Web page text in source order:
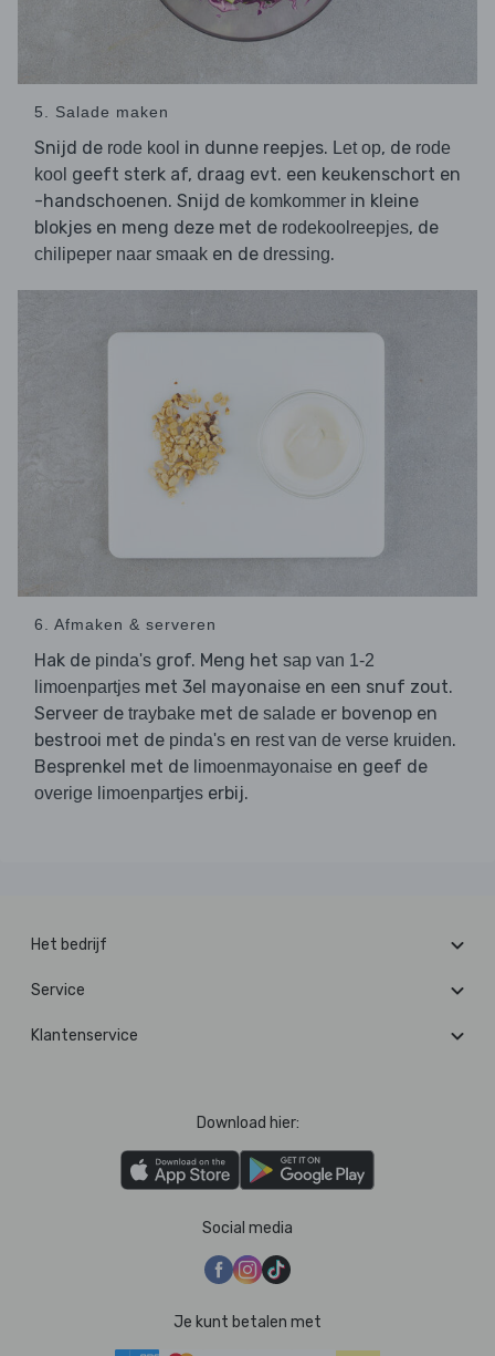
5. Salade maken
Snijd de rode kool in dunne reepjes. Let op, de rode
kool geeft sterk af, draag evt. een keukenschort en
-handschoenen. Snijd de komkommer in kleine
blokjes en meng deze met de rodekoolreepjes, de
chilipeper naar smaak en de dressing.
6. Afmaken & serveren
Hak de pinda's grof. Meng het sap van 1-2
limoenpartjes met 3el mayonaise en een snuf zout.
Serveer de traybake met de salade er bovenop en
bestrooi met de pinda's en rest van de verse kruiden.
Besprenkel met de limoenmayonaise en geef de
overige limoenpartjes erbij.
Het bedrijf
Service
Klantenservice
Download hier:
Social media
Je kunt betalen met